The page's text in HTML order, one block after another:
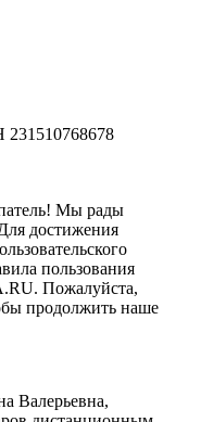
Мы рады
достижения
пользования
Пожалуйста,
продолжить наше
Валерьевна,